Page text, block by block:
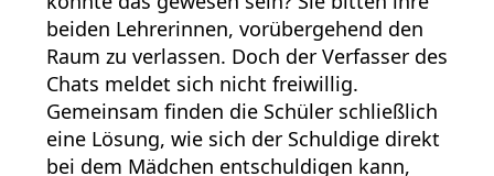
beiden Lehrerinnen, vorübergehend den
Raum zu verlassen. Doch der Verfasser des
Chats meldet sich nicht freiwillig.
Gemeinsam finden die Schüler schließlich
eine Lösung, wie sich der Schuldige direkt
bei dem Mädchen entschuldigen kann,